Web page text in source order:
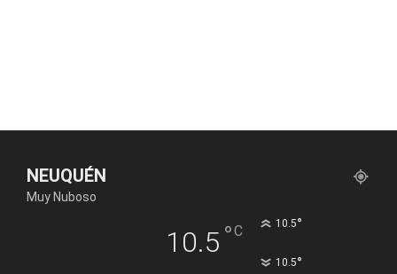
NEUQUÉN
Muy Nuboso
10.5 °C 10.5°
10.5°